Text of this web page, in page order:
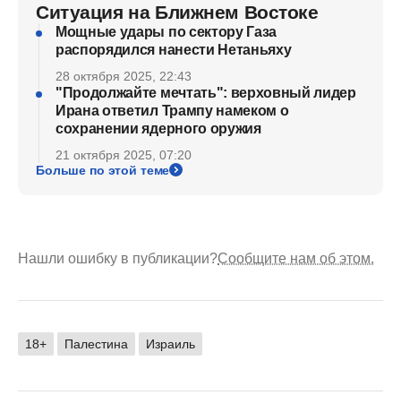
Ситуация на Ближнем Востоке
Мощные удары по сектору Газа
распорядился нанести Нетаньяху
28 октября 2025, 22:43
"Продолжайте мечтать": верховный лидер
Ирана ответил Трампу намеком о
сохранении ядерного оружия
21 октября 2025, 07:20
Больше по этой теме
Нашли ошибку в публикации?Сообщите нам об этом.
18+ Палестина Израиль